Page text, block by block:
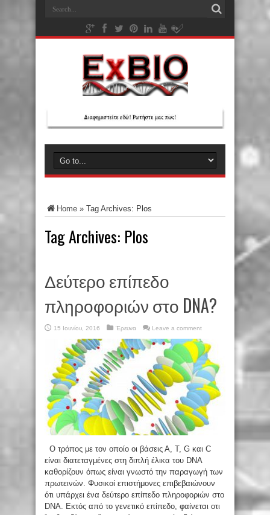
Home » Tag Archives: Plos
Tag Archives: Plos
Δεύτερο επίπεδο
πληροφοριών στο DNA?
15 Ιουνίου, 2016 Έρευνα Leave a comment
Ο τρόπος με τον οποίο οι βάσεις Α, Τ, G και C
είναι διατεταγμένες στη διπλή έλικα του DNA
καθορίζουν όπως είναι γνωστό την παραγωγή των
πρωτεινών. Φυσικοί επιστήμονες επιβεβαιώνουν
ότι υπάρχει ένα δεύτερο επίπεδο πληροφοριών στο
DNA. Εκτός από το γενετικό επίπεδο, φαίνεται οτι